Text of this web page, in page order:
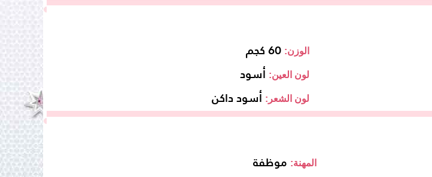
الوزن: 60 كجم
لون العين: أسود
لون الشعر: أسود داكن
المهنة: موظفة